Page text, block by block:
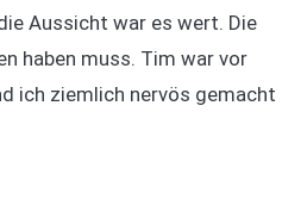
Aussicht war es wert. Die
haben muss. Tim war vor
ich ziemlich nervös gemacht